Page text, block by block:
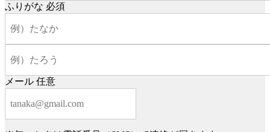
ふりがな 必須
メール 任意